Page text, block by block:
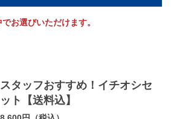
お選びいただけます。
スタッフおすすめ！イチオシセ
ット【送料込】